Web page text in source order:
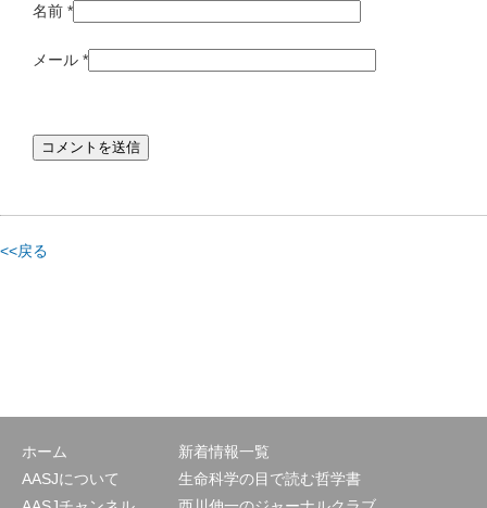
名前 *
メール *
<<戻る
ホーム
AASJについて
新着情報一覧
生命科学の目で読む哲学書